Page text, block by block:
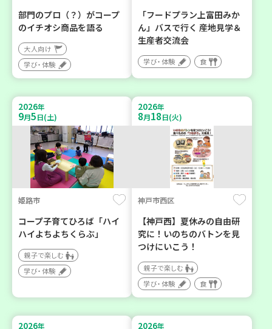
部門のプロ（？）がコープ
のイチオシ商品を語る
大人向け
学び・体験
「フードプラン上富田みか
ん」バスで行く 産地見学＆
生産者交流会
学び・体験 食
2026年
9月5日(土)
姫路市
コープ子育てひろば「ハイ
ハイよちよちくらぶ」
親子で楽しむ
学び・体験
2026年
8月18日(火)
神戸市西区
【神戸西】夏休みの自由研
究に！いのちのバトンを見
つけにいこう！
親子で楽しむ
学び・体験
食
2026年 2026年